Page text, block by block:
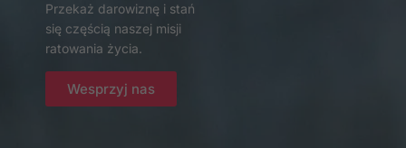
Przekaż darowiznę i stań
się częścią naszej misji
ratowania życia.
Wesprzyj nas